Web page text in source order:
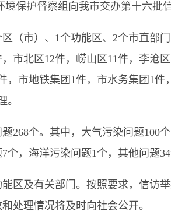
保护督察组向我市交办第十六批
（市）、1个功能区、2个市直部
市北区12件，崂山区11件，李沧
，市地铁集团1件，市水务集团1
。
268个。其中，大气污染问题100
，海洋污染问题1个，其他问题34
区及有关部门。按照要求，信访
处理情况将及时向社会公开。